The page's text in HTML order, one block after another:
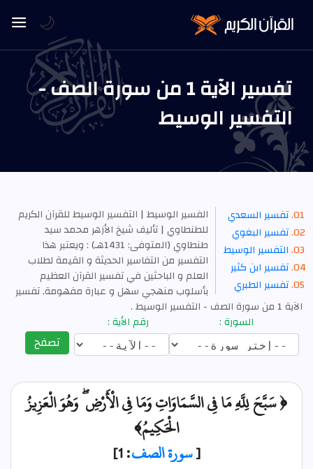
تفسير الآية 1 من سورة الصف -
التفسير الوسيط
تفسير السعدي
تفسير البغوي
التفسير الوسيط
تفسير ابن كثير
تفسير الطبري
الفسير الوسيط | التفسير الوسيط للقرآن الكريم
للطنطاوي | تأليف شيخ الأزهر محمد سيد
طنطاوي (المتوفى: 1431هـ) : ويعتبر هذا
التفسير من التفاسير الحديثة و القيمة لطلاب
العلم و الباحثين في تفسير القرآن العظيم
بأسلوب منهجي سهل و عبارة مفهومة, تفسير
الآية 1 من سورة الصف - التفسير الوسيط .
السورة :
رقم الأية :
تصفح
﴿ سَبَّحَ لِلَّهِ مَا فِي السَّمَاوَاتِ وَمَا فِي الْأَرْضِ ۖ وَهُوَ الْعَزِيزُ
الْحَكِيمُ﴾
[سورة الصف: 1]
🌙